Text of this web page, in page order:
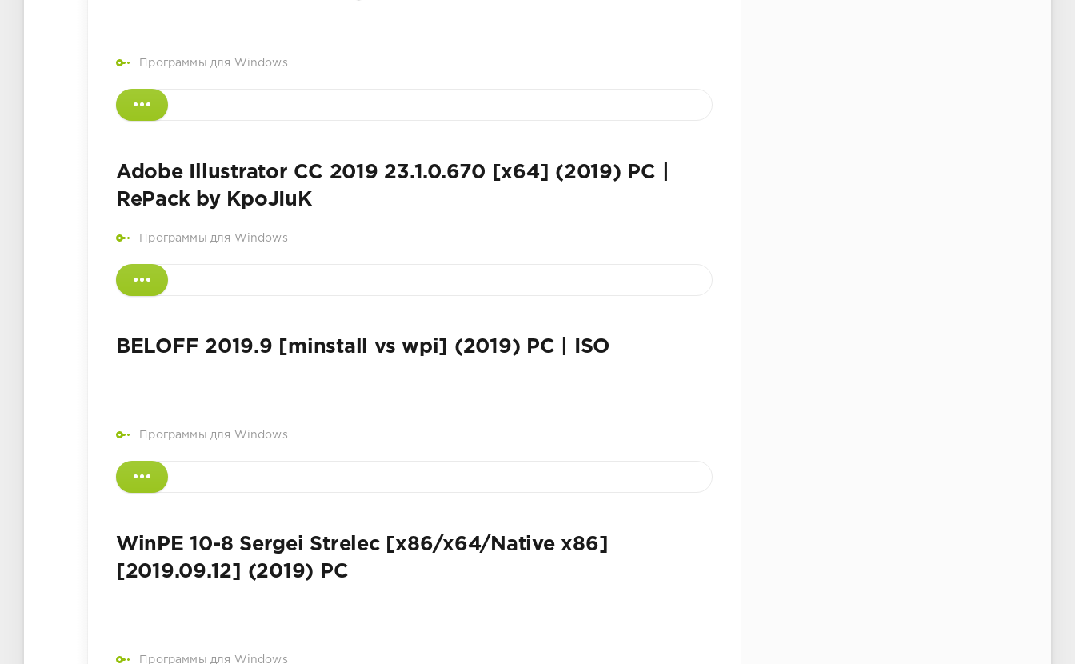
Программы для Windows
Adobe Illustrator CC 2019 23.1.0.670 [x64] (2019) PC |
RePack by KpoJIuK
Программы для Windows
BELOFF 2019.9 [minstall vs wpi] (2019) PC | ISO
Программы для Windows
WinPE 10-8 Sergei Strelec [x86/x64/Native x86]
[2019.09.12] (2019) PC
Программы для Windows